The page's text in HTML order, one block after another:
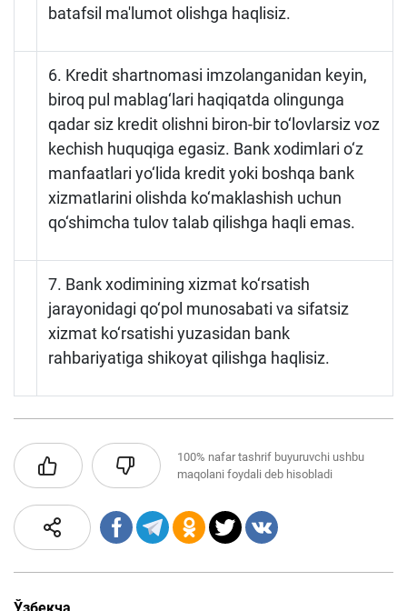
batafsil ma'lumot olishga haqlisiz.
6. Kredit shartnomasi imzolanganidan keyin,
biroq pul mablag‘lari haqiqatda olingunga
qadar siz kredit olishni biron-bir to‘lovlarsiz voz
kechish huquqiga egasiz. Bank xodimlari o‘z
manfaatlari yo‘lida kredit yoki boshqa bank
xizmatlarini olishda ko‘maklashish uchun
qo‘shimcha tulov talab qilishga haqli emas.
7. Bank xodimining xizmat ko‘rsatish
jarayonidagi qo‘pol munosabati va sifatsiz
xizmat ko‘rsatishi yuzasidan bank
rahbariyatiga shikoyat qilishga haqlisiz.
100% nafar tashrif buyuruvchi ushbu
maqolani foydali deb hisobladi